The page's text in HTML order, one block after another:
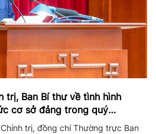
trị, Ban Bí thư về tình hình
cơ sở đảng trong quý
trị, đồng chí Thường trực Ban